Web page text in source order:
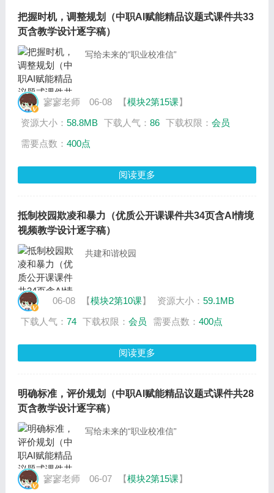
把握时机，调整规划（中职AI赋能精品议题式课件共33
页含教学设计逐字稿）
写给未来的“职业校准信”
寥寥老师 06-08 【模块2第15课】
资源大小： 58.8MB 下载人气： 86 下载权限： 会员
需要点数： 400点
阅读更多
抵制校园欺凌和暴力（优质公开课课件共34页含AI情境
视频教学设计逐字稿）
共建和谐校园
06-08 【模块2第10课】 资源大小： 59.1MB
下载人气： 74 下载权限： 会员 需要点数： 400点
阅读更多
明确标准，评价规划（中职AI赋能精品议题式课件共28
页含教学设计逐字稿）
写给未来的“职业校准信”
寥寥老师 06-07 【模块2第15课】